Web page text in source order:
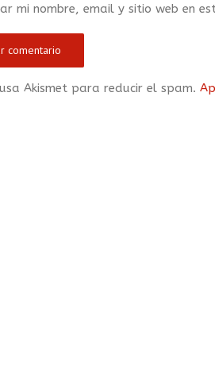
mi nombre, email y sitio web en
Akismet para reducir el spam.